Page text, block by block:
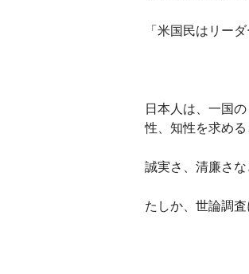
「米国民はリー
日本人は、一国
性、知性を求め
誠実さ、清廉さ
たしか、世論調